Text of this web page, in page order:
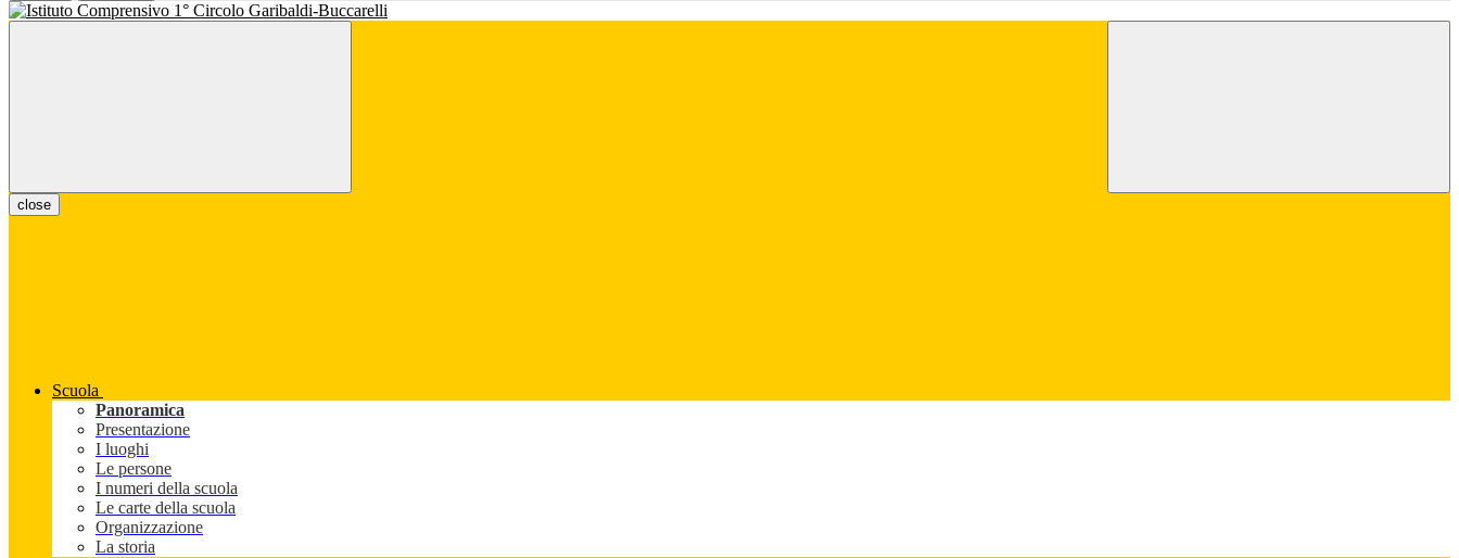
close
Scuola
Panoramica
Presentazione
I luoghi
Le persone
I numeri della scuola
Le carte della scuola
Organizzazione
La storia